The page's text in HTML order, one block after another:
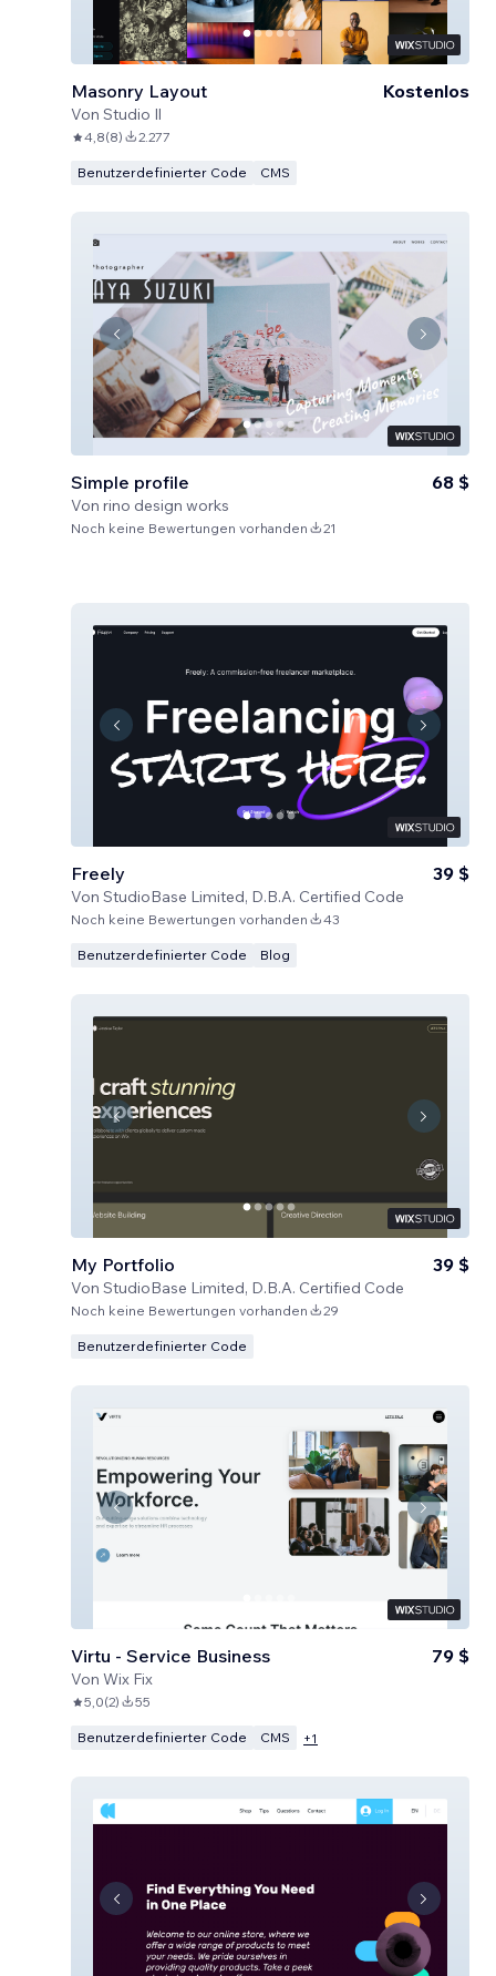
Masonry Layout
Von Studio Il
Kostenlos
4,8(8) 2.277
Benutzerdefinierter Code CMS
Simple profile
Von rino design works
68 $
Noch keine Bewertungen vorhanden 21
Freely
Von StudioBase Limited, D.B.A. Certified Code
39 $
Noch keine Bewertungen vorhanden 43
Benutzerdefinierter Code Blog
My Portfolio
Von StudioBase Limited, D.B.A. Certified Code
39 $
Noch keine Bewertungen vorhanden 29
Benutzerdefinierter Code
Virtu - Service Business
Von Wix Fix
79 $
5,0(2) 55
Benutzerdefinierter Code CMS +1